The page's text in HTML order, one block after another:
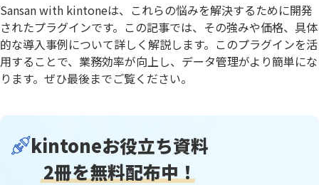
Sansan with kintoneは、これらの悩みを解決するために開発
されたプラグインです。この記事では、その強みや価格、具体
的な導入事例について詳しく解説します。このプラグインを活
用することで、業務効率が向上し、データ管理がより簡単にな
ります。ぜひ最後までご覧ください。
kintoneお役立ち資料
2冊を無料配布中！